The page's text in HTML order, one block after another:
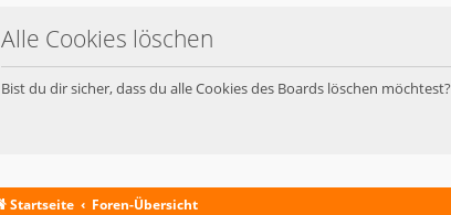
Alle Cookies löschen
Bist du dir sicher, dass du alle Cookies des Boards löschen möchtest?
Startseite Foren-Übersicht